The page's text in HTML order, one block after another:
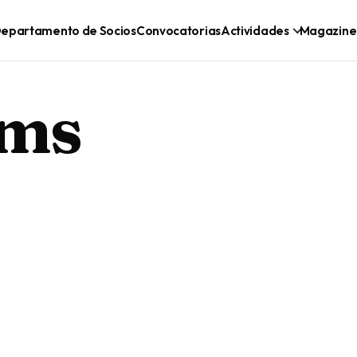
de SociosConvocatoriasActividades Magazine